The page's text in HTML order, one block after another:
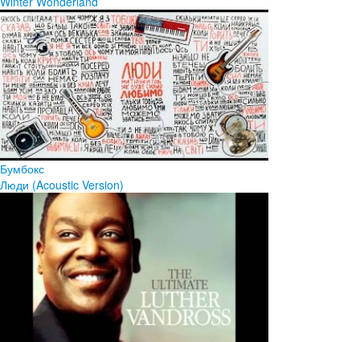
Бумбокс
Люди (Acoustic Version)